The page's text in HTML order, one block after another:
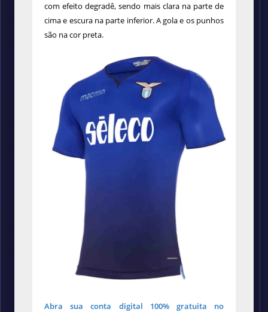
com efeito degradê, sendo mais clara na parte de
cima e escura na parte inferior. A gola e os punhos
são na cor preta.
Abra sua conta digital 100% gratuita no